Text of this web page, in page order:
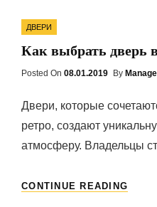
Categories
ДВЕРИ
Как выбрать дверь
Posted On Posted
08.01.2019 By
Двери, которые
ретро, создают
атмосферу. Владельцы
CONTINUE READING